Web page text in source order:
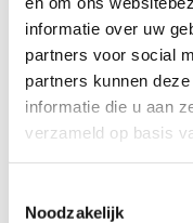
informatie over uw
partners voor social
partners kunnen
informatie die u aan
verzameld op basis
Noodzakelijk
Wat